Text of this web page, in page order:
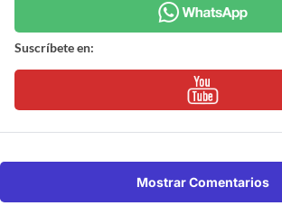
Suscríbete en:
Mostrar Comentarios